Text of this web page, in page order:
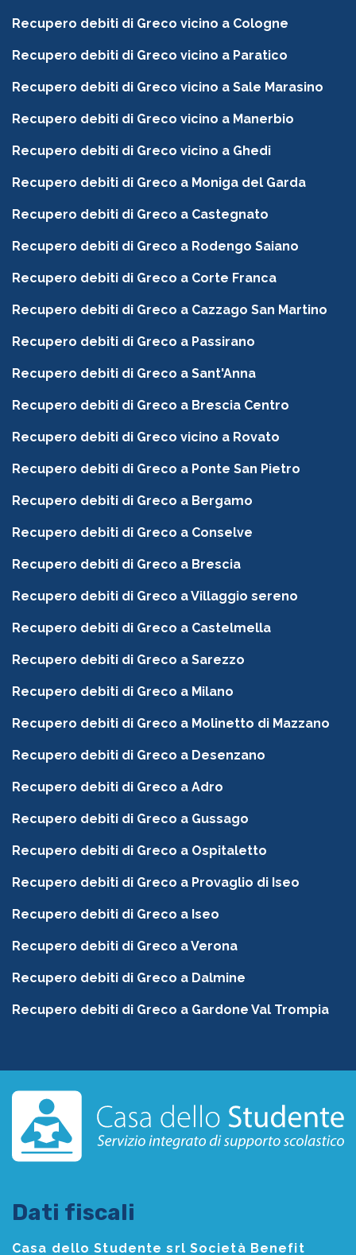
Recupero debiti di Greco vicino a Cologne
Recupero debiti di Greco vicino a Paratico
Recupero debiti di Greco vicino a Sale Marasino
Recupero debiti di Greco vicino a Manerbio
Recupero debiti di Greco vicino a Ghedi
Recupero debiti di Greco a Moniga del Garda
Recupero debiti di Greco a Castegnato
Recupero debiti di Greco a Rodengo Saiano
Recupero debiti di Greco a Corte Franca
Recupero debiti di Greco a Cazzago San Martino
Recupero debiti di Greco a Passirano
Recupero debiti di Greco a Sant'Anna
Recupero debiti di Greco a Brescia Centro
Recupero debiti di Greco vicino a Rovato
Recupero debiti di Greco a Ponte San Pietro
Recupero debiti di Greco a Bergamo
Recupero debiti di Greco a Conselve
Recupero debiti di Greco a Brescia
Recupero debiti di Greco a Villaggio sereno
Recupero debiti di Greco a Castelmella
Recupero debiti di Greco a Sarezzo
Recupero debiti di Greco a Milano
Recupero debiti di Greco a Molinetto di Mazzano
Recupero debiti di Greco a Desenzano
Recupero debiti di Greco a Adro
Recupero debiti di Greco a Gussago
Recupero debiti di Greco a Ospitaletto
Recupero debiti di Greco a Provaglio di Iseo
Recupero debiti di Greco a Iseo
Recupero debiti di Greco a Verona
Recupero debiti di Greco a Dalmine
Recupero debiti di Greco a Gardone Val Trompia
Dati fiscali
Casa dello Studente srl Società Benefit